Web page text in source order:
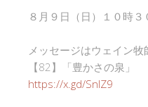
８月９日（日）１０時
メッセージはウェイン牧
【82】「豊かさの泉」
https://x.gd/SnlZ9